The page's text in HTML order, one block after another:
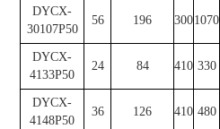
DYCX-
30107P50
56 196 3001070
DYCX-
4133P50
24 84 410 330
DYCX-
4148P50
36 126 410 480